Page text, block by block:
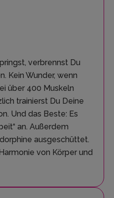
verbrennst Du
Kein Wunder, wenn
über 400 Muskeln
trainierst Du Deine
Und das Beste: Es
an. Außerdem
ausgeschüttet.
von Körper und